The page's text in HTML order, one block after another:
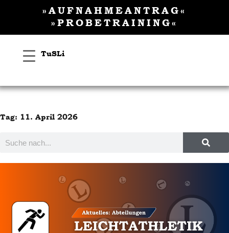
»AUFNAHMEANTRAG«
»PROBETRAINING«
TuSLi
Tag: 11. April 2026